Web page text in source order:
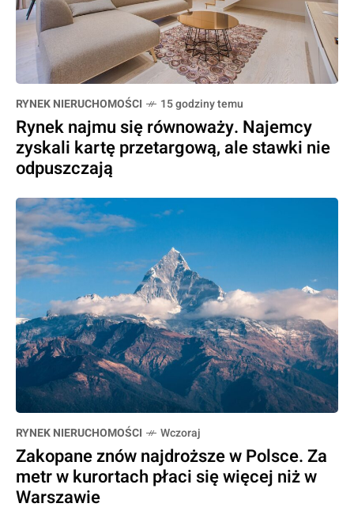
RYNEK NIERUCHOMOŚCI 15 godziny temu
Rynek najmu się równoważy. Najemcy
zyskali kartę przetargową, ale stawki nie
odpuszczają
RYNEK NIERUCHOMOŚCI Wczoraj
Zakopane znów najdroższe w Polsce. Za
metr w kurortach płaci się więcej niż w
Warszawie